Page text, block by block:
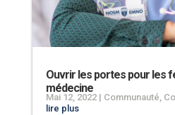
Ouvrir les portes pour les
médecine
Mai 12, 2022| Communauté,
lire plus